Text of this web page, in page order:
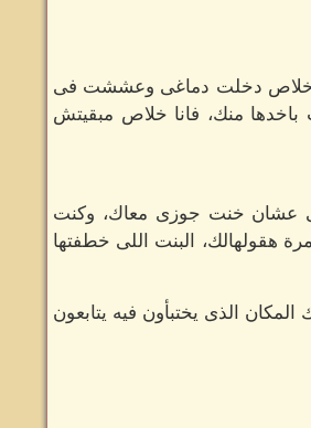
خلاص دخلت دماغى وعششت فى
منك، فانا خلاص مبقيتش
عشان خنت جوزى معاك، وكنت
هقولهالك، البنت اللى خطفتها
الذى يختبأون فيه يتابعون